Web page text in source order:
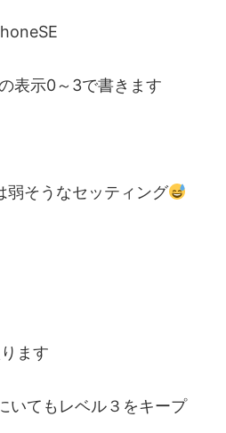
表示0～3で書きます
弱そうなセッティング
ます
いてもレベル３をキープ